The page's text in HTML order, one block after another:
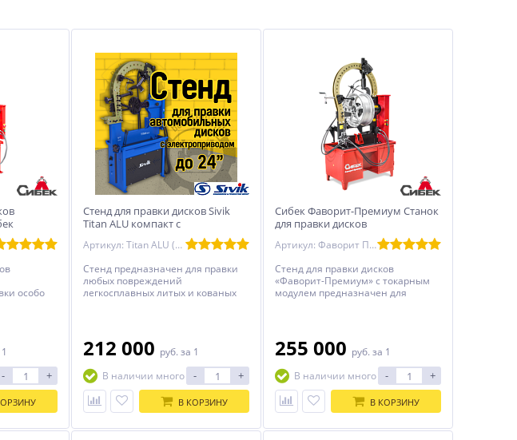
особо
- +
Стенд для правки дисков Sivik
Titan ALU компакт с
Артикул: Titan ALU (Э) Компакт синий
Стенд предназначен для правки
любых повреждений
легкосплавных литых и кованых
диска.
212 000 руб. за 1
В наличии много
- +
В КОРЗИНУ
Сибек Фаворит-Премиум Станок
для правки дисков
Артикул: Фаворит Премиум
Стенд для правки дисков
«Фаворит-Премиум» с токарным
модулем предназначен для
правки «восьмерки» и спиц дисков
от 10 до 26 дюймов включительно
(от 22-х дюймов используйте
мобильный кронштейн).
255 000 руб. за 1
В наличии много
- +
В КОРЗИНУ